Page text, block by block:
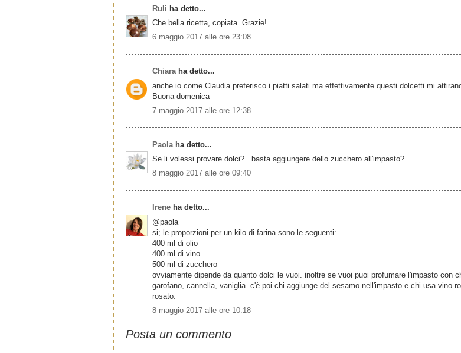
Ruli ha detto...
Che bella ricetta, copiata. Grazie!
6 maggio 2017 alle ore 23:08
Chiara ha detto...
anche io come Claudia preferisco i piatti salati ma effettivamente questi dolcetti mi
Buona domenica
7 maggio 2017 alle ore 12:38
Paola ha detto...
Se li volessi provare dolci?.. basta aggiungere dello zucchero all'impasto?
8 maggio 2017 alle ore 09:40
Irene ha detto...
@paola
si; le proporzioni per un kilo di farina sono le seguenti:
400 ml di olio
400 ml di vino
500 ml di zucchero
ovviamente dipende da quanto dolci le vuoi. inoltre se vuoi puoi profumare l'impasto con
garofano, cannella, vaniglia. c'è poi chi aggiunge del sesamo nell'impasto e chi usa vino
rosato.
8 maggio 2017 alle ore 10:18
Posta un commento